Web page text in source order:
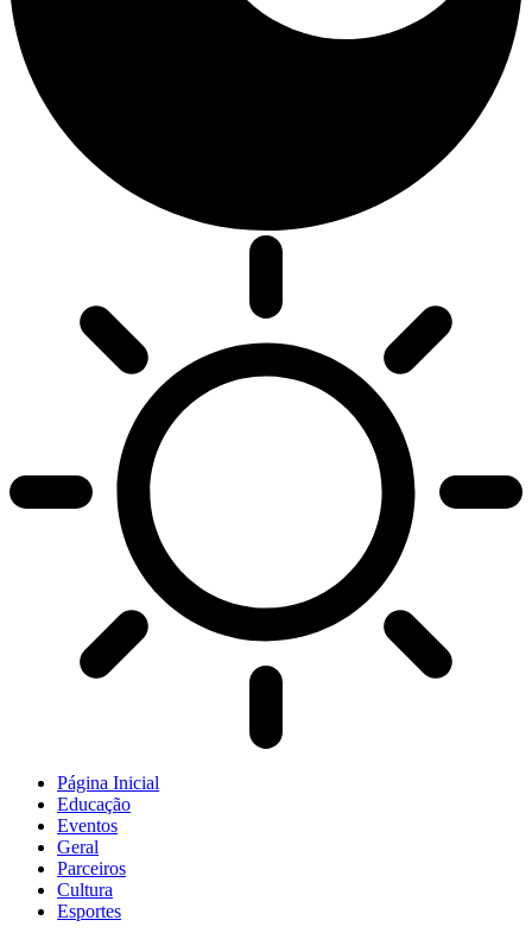
Página Inicial
Educação
Eventos
Geral
Parceiros
Cultura
Esportes